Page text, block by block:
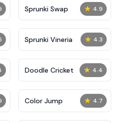
★ 4.9
Sprunki Swap
★ 4.3
Sprunki Vineria
★ 4.4
Doodle Cricket
★ 4.7
Color Jump